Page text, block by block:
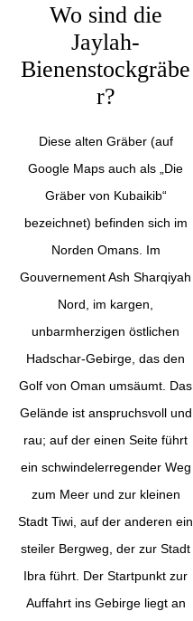
Wo sind die
Jaylah-
Bienenstockgräbe
r?
Diese alten Gräber (auf
Google Maps auch als „Die
Gräber von Kubaikib“
bezeichnet) befinden sich im
Norden Omans. Im
Gouvernement Ash Sharqiyah
Nord, im kargen,
unbarmherzigen östlichen
Hadschar-Gebirge, das den
Golf von Oman umsäumt. Das
Gelände ist anspruchsvoll und
rau; auf der einen Seite führt
ein schwindelerregender Weg
zum Meer und zur kleinen
Stadt Tiwi, auf der anderen ein
steiler Bergweg, der zur Stadt
Ibra führt. Der Startpunkt zur
Auffahrt ins Gebirge liegt an